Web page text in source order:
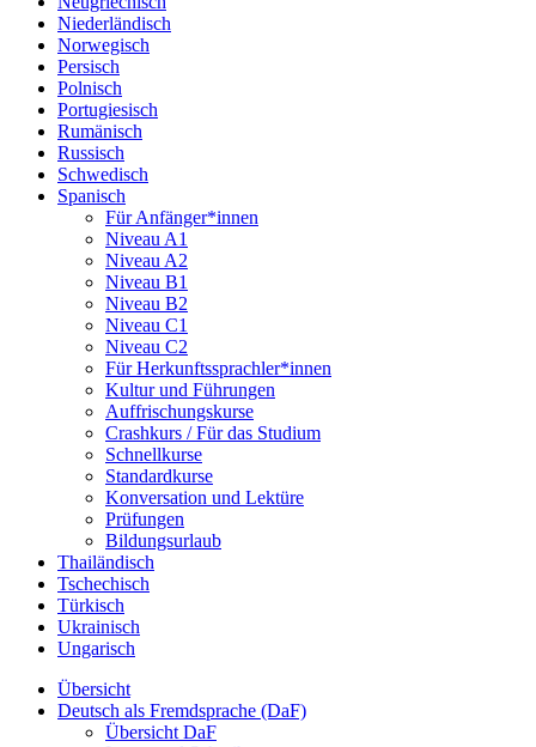
Niederländisch
Norwegisch
Persisch
Polnisch
Portugiesisch
Rumänisch
Russisch
Schwedisch
Spanisch
Für Anfänger*innen
Niveau A1
Niveau A2
Niveau B1
Niveau B2
Niveau C1
Niveau C2
Für Herkunftssprachler*innen
Kultur und Führungen
Auffrischungskurse
Crashkurs / Für das Studium
Schnellkurse
Standardkurse
Konversation und Lektüre
Prüfungen
Bildungsurlaub
Thailändisch
Tschechisch
Türkisch
Ukrainisch
Ungarisch
Übersicht
Deutsch als Fremdsprache (DaF)
Übersicht DaF